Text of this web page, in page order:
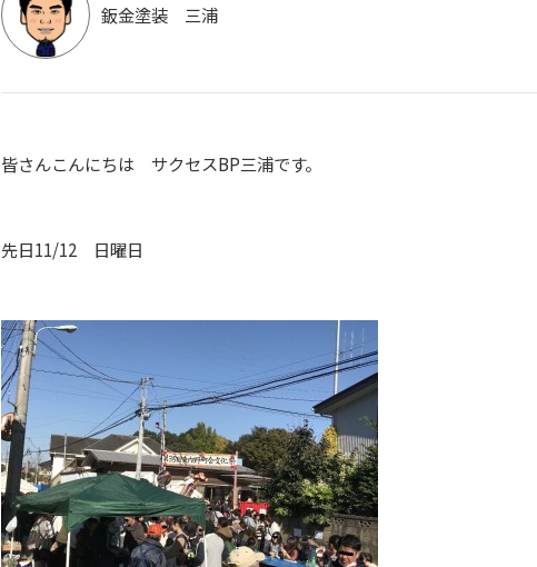
鈑金塗装 三浦
皆さんこんにちは サクセスBP三浦です。
先日11/12 日曜日